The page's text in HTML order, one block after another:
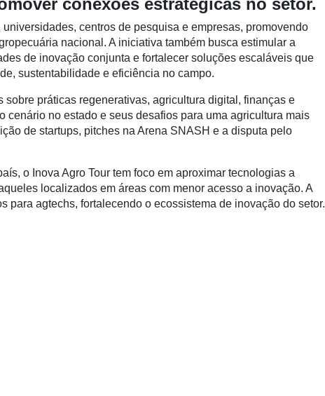
conexões estratégicas no setor.
centros de pesquisa e empresas, promovendo
nacional. A iniciativa também busca estimular a
de inovação conjunta e fortalecer soluções escaláveis que
sustentabilidade e eficiência no campo.
práticas regenerativas, agricultura digital, finanças e
cenário no estado e seus desafios para uma agricultura mais
de startups, pitches na Arena SNASH e a disputa pelo
o Inova Agro Tour tem foco em aproximar tecnologias a
localizados em áreas com menor acesso a inovação. A
para agtechs, fortalecendo o ecossistema de inovação do setor.